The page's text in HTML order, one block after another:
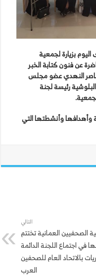
اليومبزيارةلجمعية
عنفنونكتابةالخبر
النهديعضومجلس
البلوشيةرئيسةلجنة
.
وأهدافهاوأنشطتهاالتي
التالي
الصحفيين العمانية تختتم
في اجتماع اللجنة الدائمة
بالاتحاد العام للصحفين
العرب